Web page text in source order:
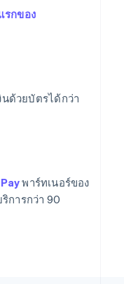
รกของ
นด้วยบัตรได้กว่า
พาร์ทเนอร์ของ
การกว่า 90